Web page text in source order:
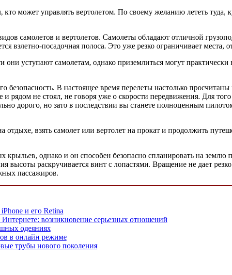
кто может управлять вертолетом. По своему желанию лететь
самолетов и вертолетов. Самолеты обладают отличной
взлетно-посадочная полоса. Это уже резко ограничивает места,
они уступают самолетам, однако приземлиться могут
безопасность. В настоящее время перелеты настолько
рядом не стоял, не говоря уже о скорости передвижения. Для
дорого, но зато в последствии вы станете полноценным
отдыхе, взять самолет или вертолет на прокат и продолжить
крыльев, однако и он способен безопасно спланировать на
высоты раскручивается винт с лопастями. Вращение не дает
пассажиров.
и его Retina
Интернете: возникновение серьезных отношений
одеяниях
в онлайн режиме
трубы нового поколения